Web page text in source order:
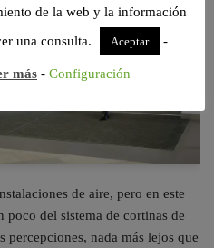
de aire, pero en este
poco del sistema de cortinas de
percepciones, nada más lejos que
de la web y la información
una consulta.
Aceptar -
más - Configuración